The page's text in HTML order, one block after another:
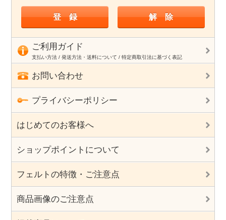
ご利用ガイド
支払い方法 / 発送方法・送料について / 特定商取引法に基づく表記
お問い合わせ
プライバシーポリシー
はじめてのお客様へ
ショップポイントについて
フェルトの特徴・ご注意点
商品画像のご注意点